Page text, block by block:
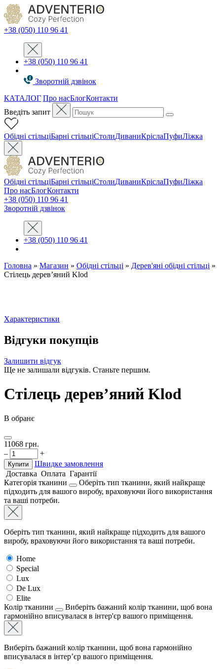
+38 (050) 110 96 41
+38 (050) 110 96 41
Зворотній дзвінок
КАТАЛОГ Про насБлогКонтакти
Введіть запит
Oбідні стільціБарні стільціСтолиДиваниКріслаПуфиЛіжка
Oбідні стільціБарні стільціСтолиДиваниКріслаПуфиЛіжка
Про насБлогКонтакти
+38 (050) 110 96 41
Зворотній дзвінок
+38 (050) 110 96 41
Головна » Магазин » Обідні стільці » Дерев'яні обідні стільці »
Стілець дерев’яний Klod
Характеристики
Відгуки покупців
Залишити відгук
Ще не залишали відгуків. Станьте першим.
Стілець дерев’яний Klod
В обранє
11068 грн.
–
+
Купити
Швидке замовлення
Доставка Оплата Гарантії
Категорія тканини
Оберіть тип тканини, який найкраще
підходить для вашого виробу, враховуючи його використання
та ваші потреби.
Оберіть тип тканини, який найкраще підходить для вашого
виробу, враховуючи його використання та ваші потреби.
Home
Special
Lux
De Lux
Elite
Колір тканини
Виберіть бажаний колір тканини, щоб вона
гармонійно вписувалася в інтер'єр вашого приміщення.
Виберіть бажаний колір тканини, щоб вона гармонійно
вписувалася в інтер’єр вашого приміщення.